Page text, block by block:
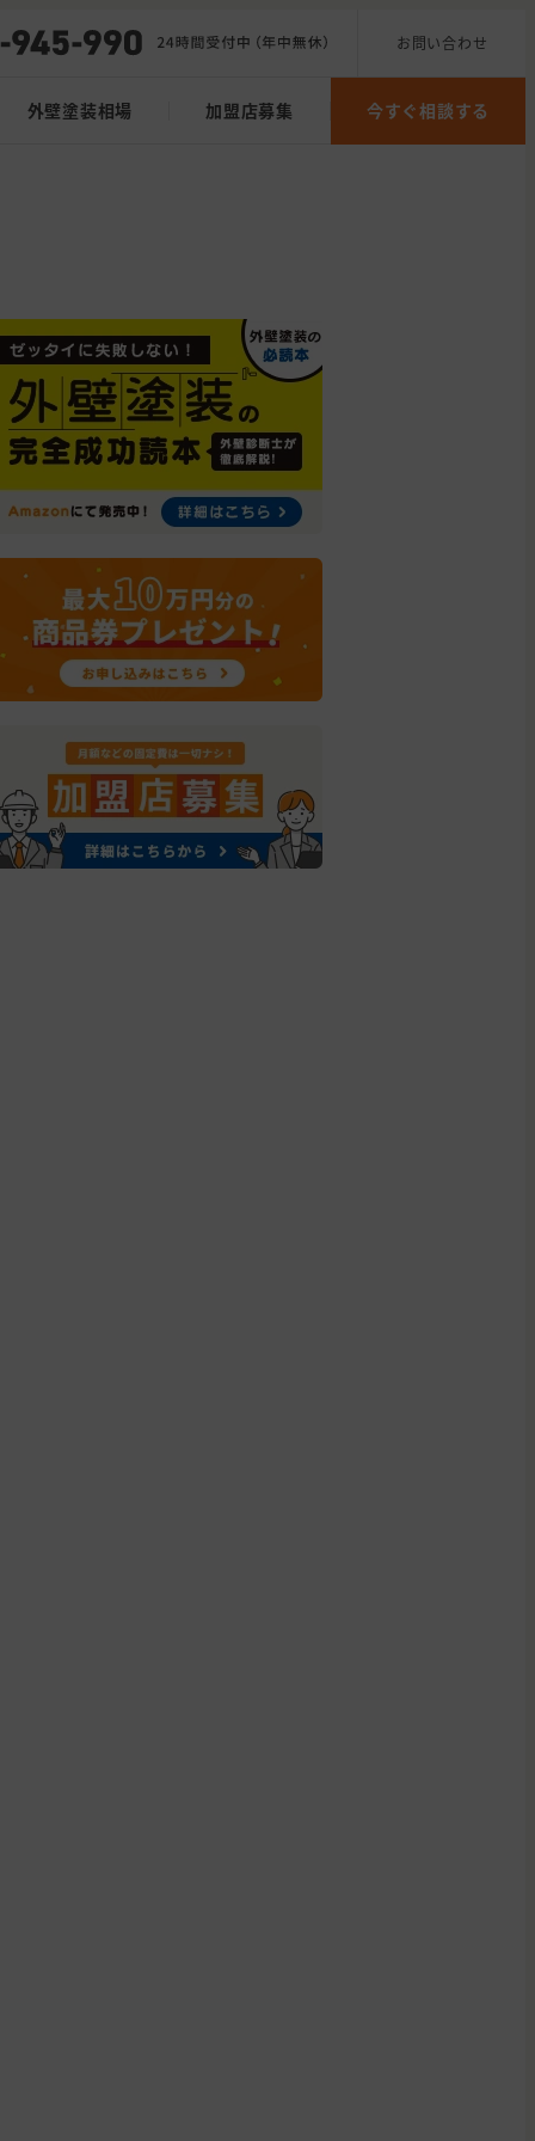
お問い合わせ
外壁塗装相場 加盟店募集 今すぐ相談する